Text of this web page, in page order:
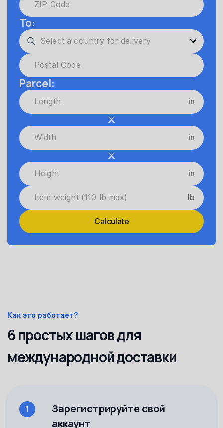
To:
Parcel:
in
in
in
lb
Calculate
Как это работает?
6 простых шагов для
международной доставки
Зарегистрируйте свой
аккаунт
1